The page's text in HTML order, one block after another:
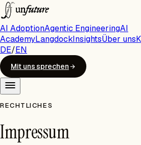
AI AdoptionAgentic EngineeringAI
AcademyLangdockInsightsÜber uns
DE/EN
Mit uns sprechen
RECHTLICHES
Impressum